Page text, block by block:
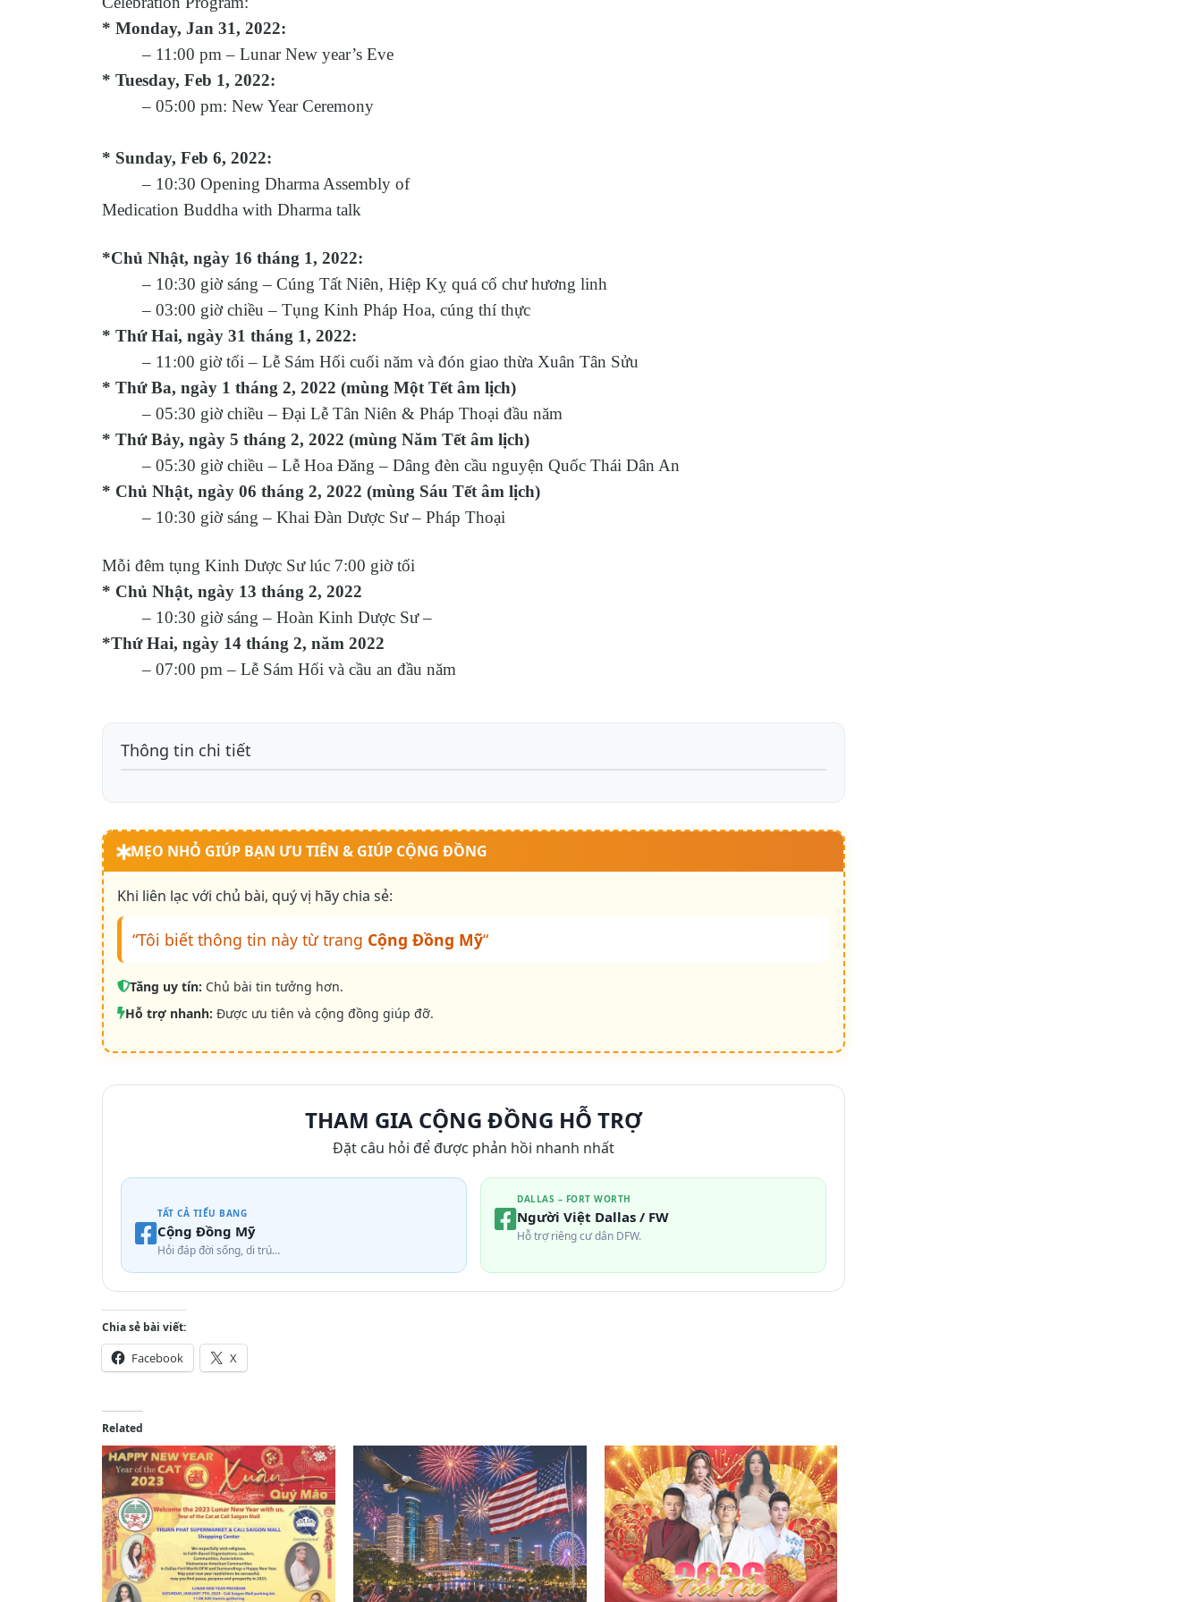
* Monday, Jan 31, 2022:
– 11:00 pm – Lunar New year’s Eve
* Tuesday, Feb 1, 2022:
– 05:00 pm: New Year Ceremony
* Sunday, Feb 6, 2022:
– 10:30 Opening Dharma Assembly of
Medication Buddha with Dharma talk
*Chủ Nhật, ngày 16 tháng 1, 2022:
– 10:30 giờ sáng – Cúng Tất Niên, Hiệp Kỵ quá cố chư hương linh
– 03:00 giờ chiều – Tụng Kinh Pháp Hoa, cúng thí thực
* Thứ Hai, ngày 31 tháng 1, 2022:
– 11:00 giờ tối – Lễ Sám Hối cuối năm và đón giao thừa Xuân Tân Sửu
* Thứ Ba, ngày 1 tháng 2, 2022 (mùng Một Tết âm lịch)
– 05:30 giờ chiều – Đại Lễ Tân Niên & Pháp Thoại đầu năm
* Thứ Bảy, ngày 5 tháng 2, 2022 (mùng Năm Tết âm lịch)
– 05:30 giờ chiều – Lễ Hoa Đăng – Dâng đèn cầu nguyện Quốc Thái Dân An
* Chủ Nhật, ngày 06 tháng 2, 2022 (mùng Sáu Tết âm lịch)
– 10:30 giờ sáng – Khai Đàn Dược Sư – Pháp Thoại
Mỗi đêm tụng Kinh Dược Sư lúc 7:00 giờ tối
* Chủ Nhật, ngày 13 tháng 2, 2022
– 10:30 giờ sáng – Hoàn Kinh Dược Sư –
*Thứ Hai, ngày 14 tháng 2, năm 2022
– 07:00 pm – Lễ Sám Hối và cầu an đầu năm
Thông tin chi tiết
MẸO NHỎ GIÚP BẠN ƯU TIÊN & GIÚP CỘNG ĐỒNG
Khi liên lạc với chủ bài, quý vị hãy chia sẻ:
“Tôi biết thông tin này từ trang Cộng Đồng Mỹ“
Tăng uy tín: Chủ bài tin tưởng hơn.
Hỗ trợ nhanh: Được ưu tiên và cộng đồng giúp đỡ.
THAM GIA CỘNG ĐỒNG HỖ TRỢ
Đặt câu hỏi để được phản hồi nhanh nhất
TẤT CẢ TIỂU BANG
Cộng Đồng Mỹ
Hỏi đáp đời sống, di trú…
DALLAS – FORT WORTH
Người Việt Dallas / FW
Hỗ trợ riêng cư dân DFW.
Chia sẻ bài viết:
Facebook X
Related